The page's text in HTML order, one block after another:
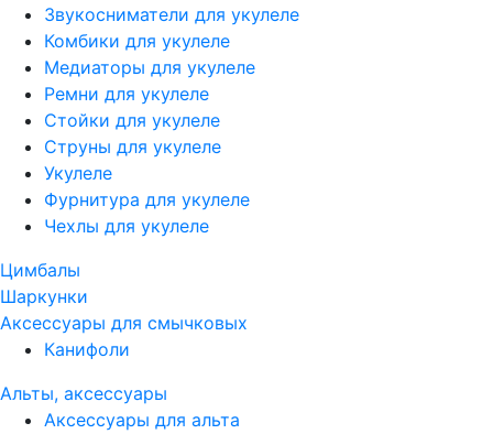
Звукосниматели для укулеле
Комбики для укулеле
Медиаторы для укулеле
Ремни для укулеле
Стойки для укулеле
Струны для укулеле
Укулеле
Фурнитура для укулеле
Чехлы для укулеле
Цимбалы
Шаркунки
Аксессуары для смычковых
Канифоли
Альты, аксессуары
Аксессуары для альта